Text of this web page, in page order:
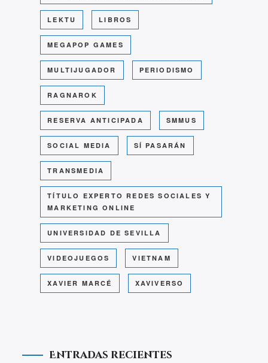
LEKTU LIBROS
MEGAPOP GAMES
MULTIJUGADOR PERIODISMO
RAGNAROK
RESERVA ANTICIPADA SMMUS
SOCIAL MEDIA SÍ PASARÁN
TRANSMEDIA
TÍTULO EXPERTO REDES SOCIALES Y
MARKETING ONLINE
UNIVERSIDAD DE SEVILLA
VIDEOJUEGOS VIETNAM
XAVIER MARCÉ XAVIVERSO
Entradas recientes